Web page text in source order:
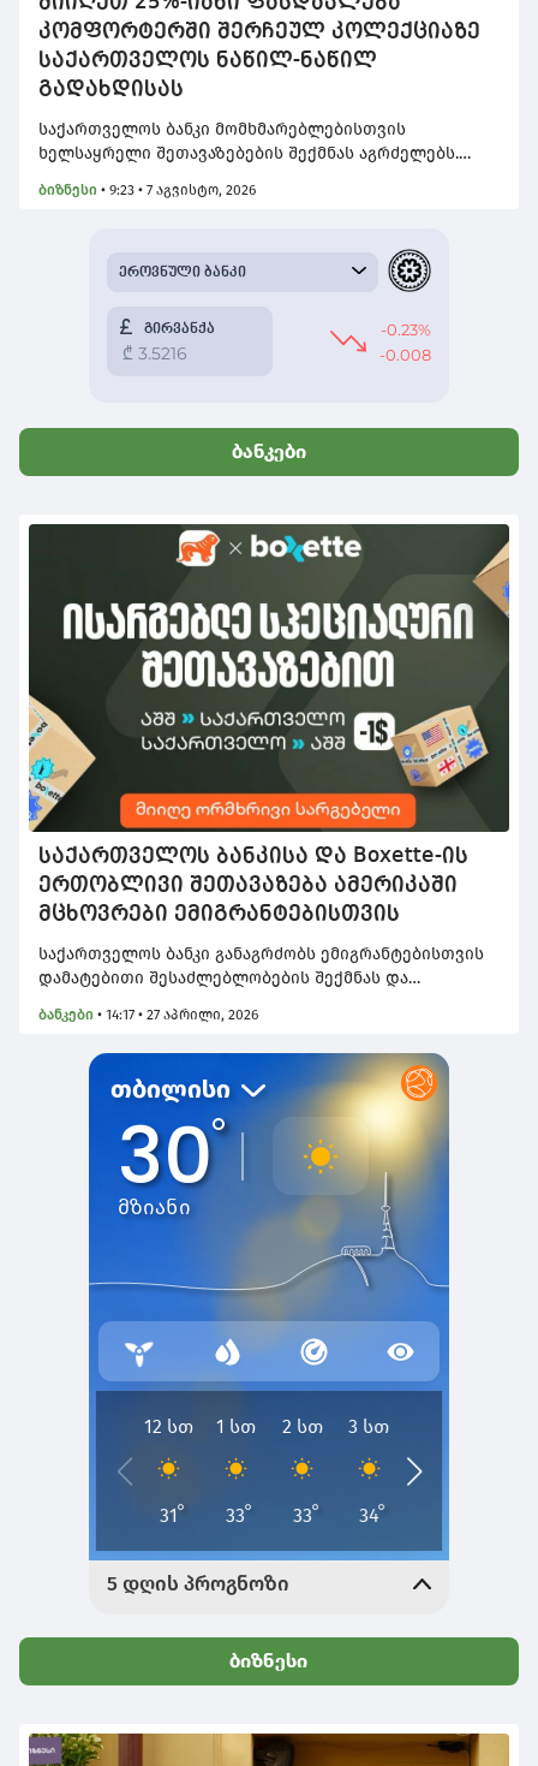
კომფორტერში შერჩეულ კოლექციაზე
საქართველოს ნაწილ-ნაწილ
გადახდისას
საქართველოს ბანკი მომხმარებლებისთვის
ხელსაყრელი შეთავაზებების შექმნას აგრძელებს.
კომფორტერთან ერთად სპეციალური შეთავაზება
ბიზნესი • 9:23 • 7 აგვისტო, 2026
ბანკები
საქართველოს ბანკისა და Boxette-ის
ერთობლივი შეთავაზება ამერიკაში
მცხოვრები ემიგრანტებისთვის
საქართველოს ბანკი განაგრძობს ემიგრანტებისთვის
დამატებითი შესაძლებლობების შექმნას და
განხორციელებას, რომლებიც მათ საჭიროებებზე არის
მორგებული და ყოველდღიურობას უმარტივებს.
ბანკები • 14:17 • 27 აპრილი, 2026
ბიზნესი